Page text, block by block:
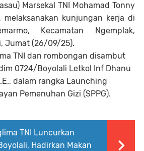
Marsekal TNI Mohamad Tonny
melaksanakan kunjungan kerja di
Kecamatan Ngemplak,
Jumat (26/09/25).
TNI dan rombongan disambut
0724/Boyolali Letkol Inf Dhanu
dalam rangka Launching
Pemenuhan Gizi (SPPG).
TNI Luncurkan
Hadirkan Makan